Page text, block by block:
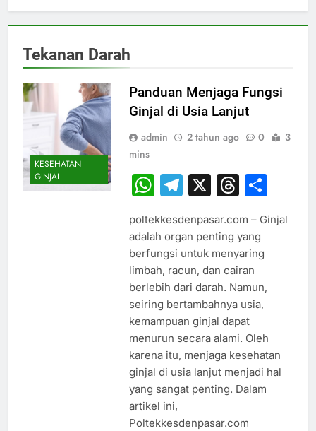
Tekanan Darah
KESEHATAN
GINJAL
Panduan Menjaga Fungsi
Ginjal di Usia Lanjut
admin 2 tahun ago 0
3
mins
WhatsApp
Telegram
X
poltekkesdenpasar.com – Ginjal
adalah organ penting yang
berfungsi untuk menyaring
limbah, racun, dan cairan
berlebih dari darah. Namun,
seiring bertambahnya usia,
kemampuan ginjal dapat
menurun secara alami. Oleh
karena itu, menjaga kesehatan
ginjal di usia lanjut menjadi hal
yang sangat penting. Dalam
artikel ini,
Poltekkesdenpasar.com